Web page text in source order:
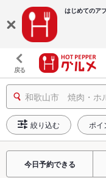
はじめてのア
戻る
和歌山市 焼肉・ホ
絞り込む ポイ
今日予約できる